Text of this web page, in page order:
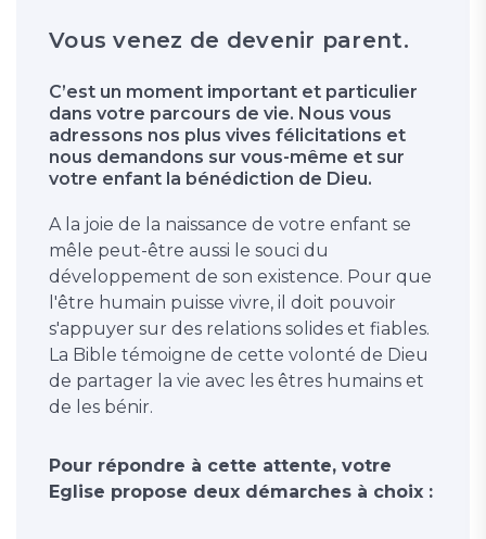
Vous venez de devenir parent.
C’est un moment important et particulier
dans votre parcours de vie. Nous vous
adressons nos plus vives félicitations et
nous demandons sur vous-même et sur
votre enfant la bénédiction de Dieu.
A la joie de la naissance de votre enfant se
mêle peut-être aussi le souci du
développement de son existence. Pour que
l'être humain puisse vivre, il doit pouvoir
s'appuyer sur des relations solides et fiables.
La Bible témoigne de cette volonté de Dieu
de partager la vie avec les êtres humains et
de les bénir.
Pour répondre à cette attente, votre
Eglise propose deux démarches à choix :